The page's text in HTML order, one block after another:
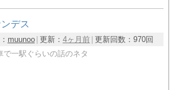
デス
muunoo 更新： 4ヶ月前 更新回数： 970回
で一駅ぐらいの話のネタ